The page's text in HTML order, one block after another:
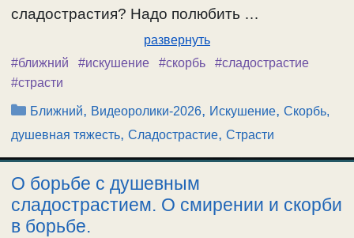
сладострастия? Надо полюбить …
развернуть
#ближний
#искушение #скорбь
#сладострастие
#страсти
Рубрики
Ближний, Видеоролики-2026, Искушение,Скорбь,
душевная тяжесть, Сладострастие, Страсти
О борьбе с душевным
сладострастием. О смирении и скорби
в борьбе.